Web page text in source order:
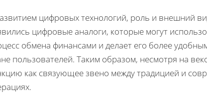
цифровых технологий, роль и внешний
цифровые аналоги, которые могут
обмена финансами и делает его более
пользователей. Таким образом, несмотря на
как связующее звено между традицией и